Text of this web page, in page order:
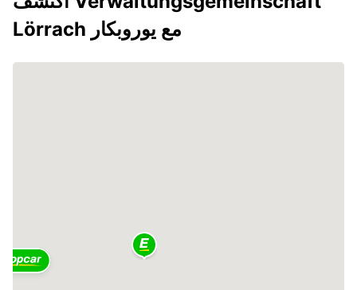
Lörrach مع يوروبكار